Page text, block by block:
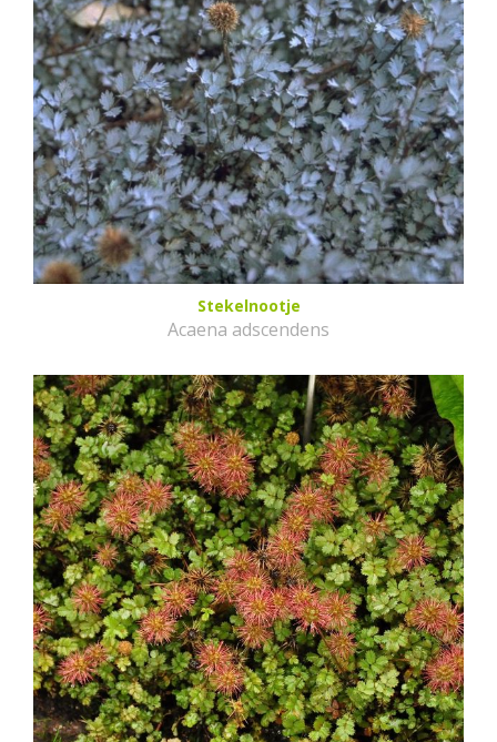
Stekelnootje
Acaena adscendens